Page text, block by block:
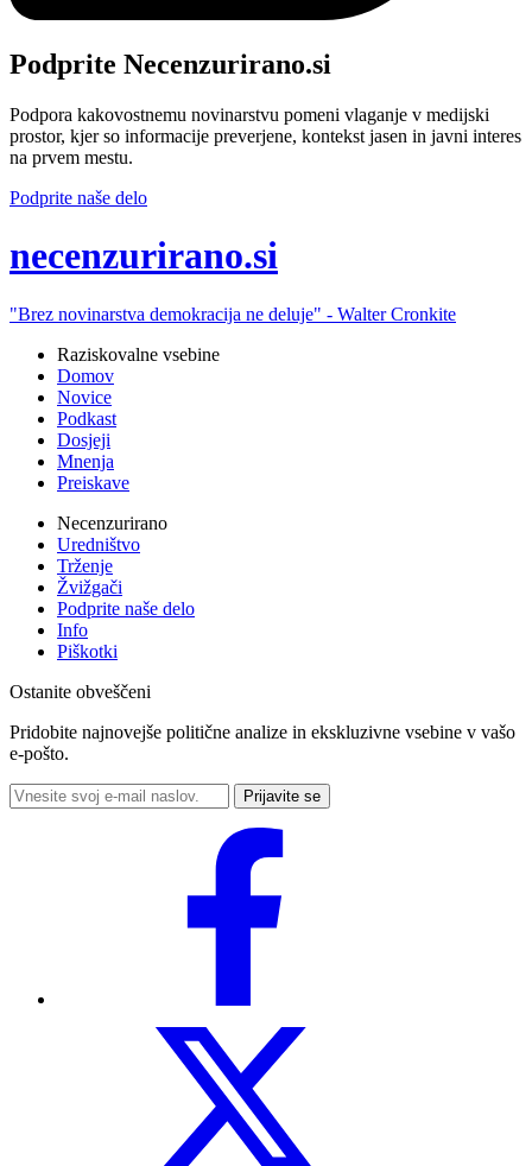
Podprite Necenzurirano.si
Podpora kakovostnemu novinarstvu pomeni vlaganje v medijski
prostor, kjer so informacije preverjene, kontekst jasen in javni interes
na prvem mestu.
Podprite naše delo
necenzurirano.si
"Brez novinarstva demokracija ne deluje" - Walter Cronkite
Raziskovalne vsebine
Domov
Novice
Podkast
Dosjeji
Mnenja
Preiskave
Necenzurirano
Uredništvo
Trženje
Žvižgači
Podprite naše delo
Info
Piškotki
Ostanite obveščeni
Pridobite najnovejše politične analize in ekskluzivne vsebine v vašo
e-pošto.
Prijavite se